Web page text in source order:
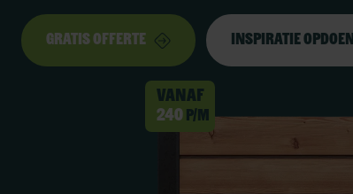
Gratis offerte Inspiratie opdoen
Vanaf
240 p/m